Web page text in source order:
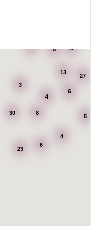
23
30
27
8
4
6
6
13
3
4
5
3
5